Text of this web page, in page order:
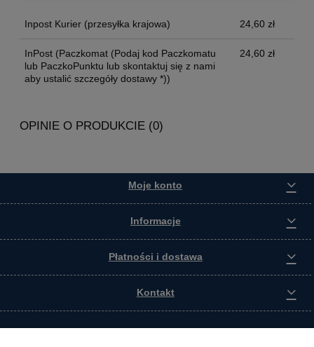
Inpost Kurier (przesyłka krajowa) 24,60 zł
InPost (Paczkomat (Podaj kod Paczkomatu
lub PaczkoPunktu lub skontaktuj się z nami
aby ustalić szczegóły dostawy *))
24,60 zł
OPINIE O PRODUKCIE (0)
Moje konto
Informacje
Płatności i dostawa
Kontakt